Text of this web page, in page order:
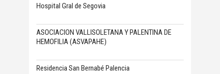
Hospital Gral de Segovia
ASOCIACION VALLISOLETANA Y PALENTINA DE
HEMOFILIA (ASVAPAHE)
Residencia San Bernabé Palencia